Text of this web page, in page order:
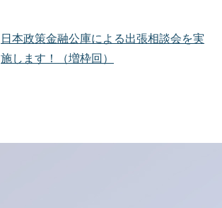
日本政策金融公庫による出張相談会を実
施します！（増枠回）